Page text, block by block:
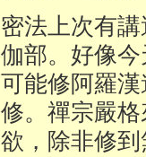
密法上次有
伽部。好像
可能修阿羅
修。禪宗嚴
欲，除非修